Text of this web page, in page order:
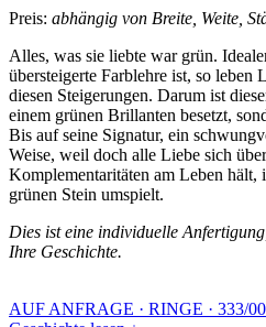
Preis: abhängig von Breite, Weite,
Alles, was sie liebte war grün.
übersteigerte Farblehre ist, so leben
diesen Steigerungen. Darum ist
einem grünen Brillanten besetzt,
Bis auf seine Signatur, ein
Weise, weil doch alle Liebe sich
Komplementaritäten am Leben hält,
grünen Stein umspielt.
Dies ist eine individuelle
Ihre Geschichte.
AUF ANFRAGE · RINGE · 333/